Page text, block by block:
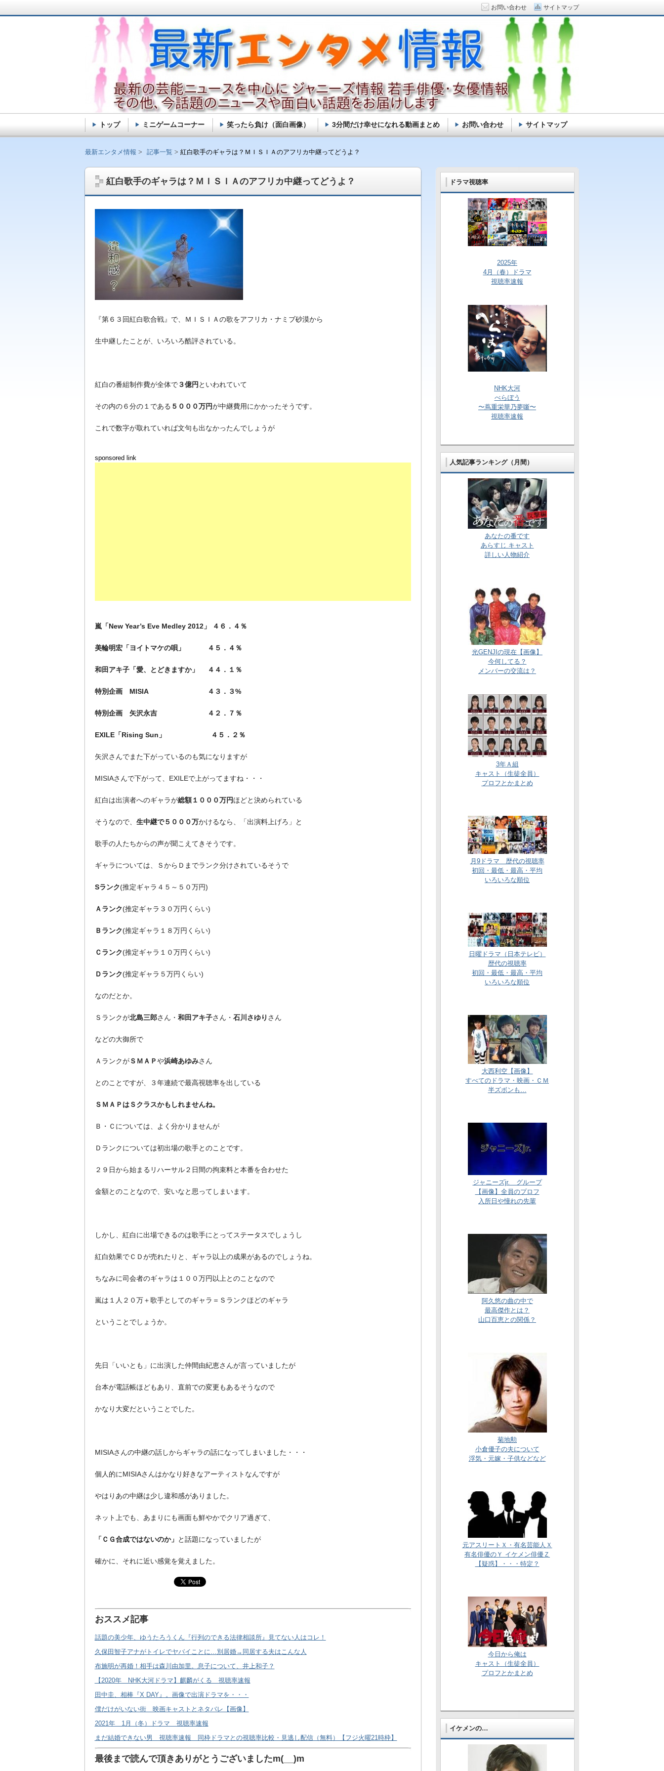
紅白歌手のギャラは？ＭＩＳＩＡのアフリカ中継ってどうよ？
『第６３回紅白歌合戦』で、ＭＩＳＩＡの歌をアフリカ・ナミブ砂漠から
生中継したことが、いろいろ酷評されている。
紅白の番組制作費が全体で３億円 といわれていて
その内の６分の１である ５０００万円が中継費用にかかったそうです。
これで数字が取れていれば文句も出なかったんでしょうが
sponsored link
嵐「New Year’s Eve Medley 2012」 ４６．４％
美輪明宏「ヨイトマケの唄」 ４５．４％
和田アキ子「愛、とどきますか」 ４４．１％
特別企画 MISIA ４３．３%
特別企画 矢沢永吉 ４２．７％
EXILE「Rising Sun」 ４５．２％
矢沢さんでまた下がっているのも気になりますが
MISIAさんで下がって、EXILEで上がってますね・・・
紅白は出演者へのギャラが総額１０００万円ほどと決められている
そうなので、 生中継で５０００万かけるなら、「出演料上げろ」と
歌手の人たちからの声が聞こえてきそうです。
ギャラについては、ＳからＤまでランク分けされているそうで
Sランク(推定ギャラ４５～５０万円)
Ａランク(推定ギャラ３０万円くらい)
Ｂランク(推定ギャラ１８万円くらい)
Ｃランク(推定ギャラ１０万円くらい)
Ｄランク(推定ギャラ５万円くらい)
なのだとか。
Ｓランクが北島三郎さん・ 和田アキ子さん・ 石川さゆり さん
などの大御所で
ＡランクがＳＭＡＰや浜崎あゆみさん
とのことですが、３年連続で最高視聴率を出している
ＳＭＡＰはＳクラスかもしれませんね。
Ｂ・Ｃについては、よく分かりませんが
Ｄランクについては初出場の歌手とのことです。
２９日から始まるリハーサル２日間の拘束料と本番を合わせた
金額とのことなので、安いなと思ってしまいます。
しかし、紅白に出場できるのは歌手にとってステータスでしょうし
紅白効果でＣＤが売れたりと、ギャラ以上の成果があるのでしょうね。
ちなみに司会者のギャラは１００万円以上とのことなので
嵐は１人２０万＋歌手としてのギャラ＝Ｓランクほどのギャラ
ということでしょうか。
先日「いいとも」に出演した仲間由紀恵さんが言っていましたが
台本が電話帳ほどもあり、直前での変更もあるそうなので
かなり大変だということでした。
MISIAさんの中継の話しからギャラの話になってしまいました・・・
個人的にMISIAさんはかなり好きなアーティストなんですが
やはりあの中継は少し違和感がありました。
ネット上でも、あまりにも画面も鮮やかでクリア過ぎて、
「ＣＧ合成ではないのか」 と話題になっていましたが
確かに、それに近い感覚を覚えました。
おススメ記事
話題の美少年、ゆうたろうくん『行列のできる法律相談所』見てない人はコレ！
久保田智子アナがトイレでヤバイことに…別居婚→同居する夫はこんな人
布施明が再婚！相手は森川由加里。息子について、井上和子？
【2020年 NHK大河ドラマ】麒麟がくる 視聴率速報
田中圭、相棒『X DAY』。画像で出演ドラマを・・・
僕だけがいない街 映画キャストとネタバレ【画像】
2021年 1月（冬）ドラマ 視聴率速報
まだ結婚できない男 視聴率速報 同枠ドラマとの視聴率比較・見逃し配信（無料）【フジ火曜21時枠】
最後まで読んで頂きありがとうございましたm(__)m
ドラマ視聴率
2025年
4月（春）ドラマ
視聴率速報
NHK大河
べらぼう
〜蔦重栄華乃夢噺〜
視聴率速報
人気記事ランキング（月間）
あなたの番です
あらすじ キャスト
詳しい人物紹介
光GENJIの現在【画像】
今何してる？
メンバーの交流は？
3年Ａ組
キャスト（生徒全員）
プロフとかまとめ
月9ドラマ 歴代の視聴率
初回・最低・最高・平均
いろいろな順位
日曜ドラマ（日本テレビ）
歴代の視聴率
初回・最低・最高・平均
いろいろな順位
大西利空【画像】
すべてのドラマ・映画・ＣＭ
半ズボンも…
ジャニーズjr. グループ
【画像】全員のプロフ
入所日や憧れの先輩
阿久悠の曲の中で
最高傑作とは？
山口百恵との関係？
菊地勲
小倉優子の夫について
浮気・元嫁・子供などなど
元アスリートＸ・有名芸能人Ｘ
有名俳優のＹ イケメン俳優Ｚ
【疑惑】・・・特定？
今日から俺は
キャスト（生徒全員）
プロフとかまとめ
イケメンの…
最新エンタメ情報 記事一覧 紅白歌手のギャラは？ＭＩＳＩＡのアフリカ中継ってどうよ？
最新エンタメ情報
最新の芸能ニュースを中心にジャニーズ情報 若手俳優・女優情報 その他、今話題のニュースや面白い話
題をお届けします
トップ ミニゲームコーナー 笑ったら負け（面白画像） 3分間だけ幸せになれる動画まとめ お問い合わせ サイトマップ
お問い合わせ サイトマップ